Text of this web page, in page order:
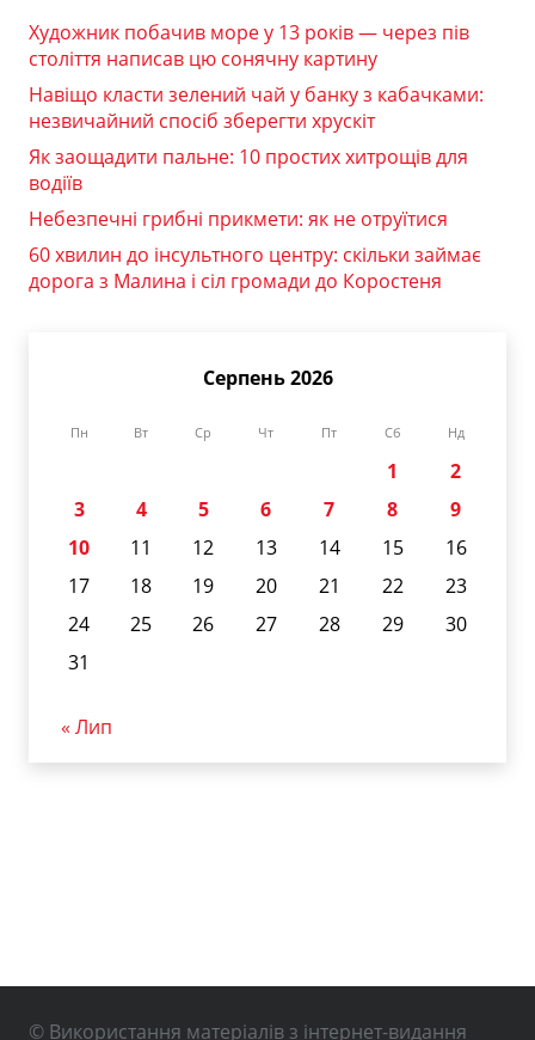
Художник побачив море у 13 років — через пів
століття написав цю сонячну картину
Навіщо класти зелений чай у банку з кабачками:
незвичайний спосіб зберегти хрускіт
Як заощадити пальне: 10 простих хитрощів для
водіїв
Небезпечні грибні прикмети: як не отруїтися
60 хвилин до інсультного центру: скільки займає
дорога з Малина і сіл громади до Коростеня
Серпень 2026
Пн Вт Ср Чт Пт Сб Нд
1
2
3
4 5 6 7 8
9
10
11 12 13 14 15
16
17
18 19 20 21 22
23
24
25 26 27 28 29
30
31
« Лип
© Використання матеріалів з інтернет-видання